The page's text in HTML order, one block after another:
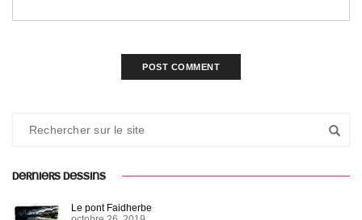
DERNIERS DESSINS
Le pont Faidherbe